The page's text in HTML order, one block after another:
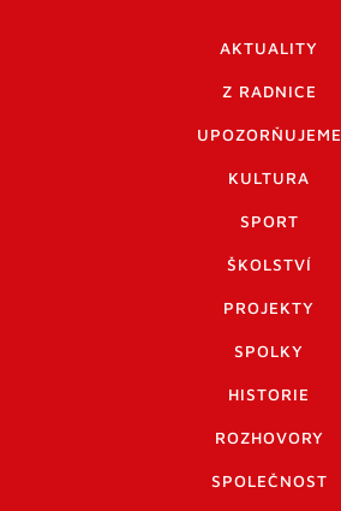
AKTUALITY
Z RADNICE
UPOZORŇUJEME
KULTURA
SPORT
ŠKOLSTVÍ
PROJEKTY
SPOLKY
HISTORIE
ROZHOVORY
SPOLEČNOST